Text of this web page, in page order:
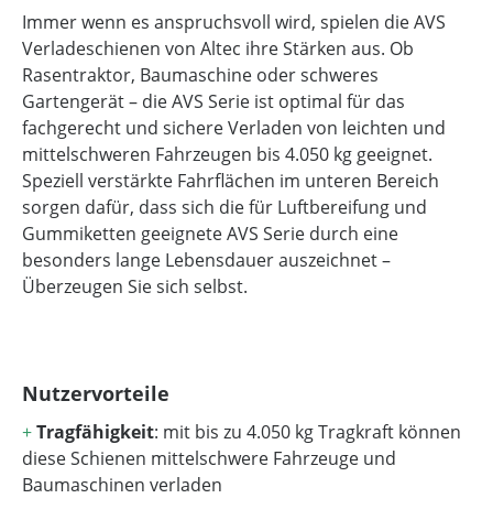
Immer wenn es anspruchsvoll wird, spielen die AVS
Verladeschienen von Altec ihre Stärken aus. Ob
Rasentraktor, Baumaschine oder schweres
Gartengerät – die AVS Serie ist optimal für das
fachgerecht und sichere Verladen von leichten und
mittelschweren Fahrzeugen bis 4.050 kg geeignet.
Speziell verstärkte Fahrflächen im unteren Bereich
sorgen dafür, dass sich die für Luftbereifung und
Gummiketten geeignete AVS Serie durch eine
besonders lange Lebensdauer auszeichnet –
Überzeugen Sie sich selbst.
Nutzervorteile
+Tragfähigkeit: mit bis zu 4.050 kg Tragkraft können
diese Schienen mittelschwere Fahrzeuge und
Baumaschinen verladen